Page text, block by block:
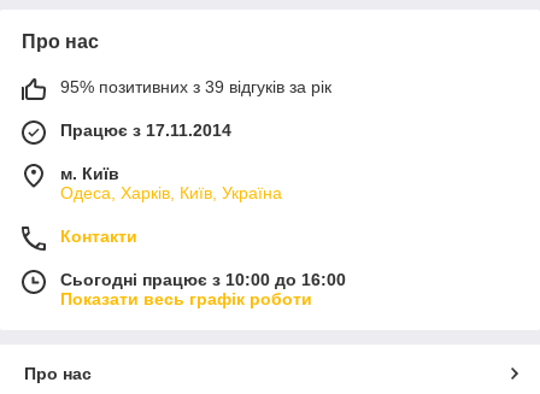
Про нас
95% позитивних з 39 відгуків за рік
Працює з 17.11.2014
м. Київ
Одеса, Харків, Київ, Україна
Контакти
Сьогодні працює з 10:00 до 16:00
Показати весь графік роботи
Про нас